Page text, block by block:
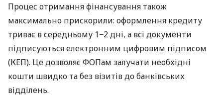
Процес отримання фінансування також
максимально прискорили: оформлення кредиту
триває в середньому 1−2 дні, а всі документи
підписуються електронним цифровим підписом
(КЕП). Це дозволяє ФОПам залучати необхідні
кошти швидко та без візитів до банківських
відділень.